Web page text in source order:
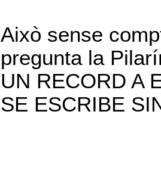
Això sense
pregunta la
UN RECORD A
SE ESCRIBE